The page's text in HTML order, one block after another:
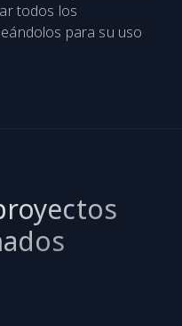
todos los
para su uso